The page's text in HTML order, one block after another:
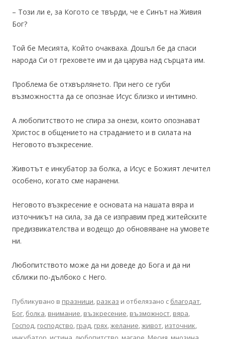
– Този ли е, за Когото се твърди, че е Синът на Живия
Бог?
Той бе Месията, Който очакваха. Дошъл бе да спаси
народа Си от греховете им и да царува над сърцата им.
Проблема бе отхвърлянето. При него се губи
възможността да се опознае Исус близко и интимно.
А любопитството не спира за онези, които опознават
Христос в общението на страданието и в силата на
Неговото възкресение.
Животът е инкубатор за болка, а Исус е Божият лечител
особено, когато сме наранени.
Неговото възкресение е основата на нашата вяра и
източникът на сила, за да се изправим пред житейските
предизвикателства и водещо до обновяване на умовете
ни.
Любопитството може да ни доведе до Бога и да ни
сближи по-дълбоко с Него.
Публикувано в празници, разказ и отбелязано с благодат,
Бог, болка, внимание, възкресение, възможност, вяра,
Господ, господство, град, грях,желание,живот, източник,